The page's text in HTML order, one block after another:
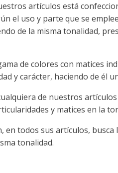
artículos está
el uso y parte que se
de la misma tonalidad,
de colores con matices
y carácter, haciendo de él
de nuestros
y matices en la
en todos sus artículos, busca
tonalidad.